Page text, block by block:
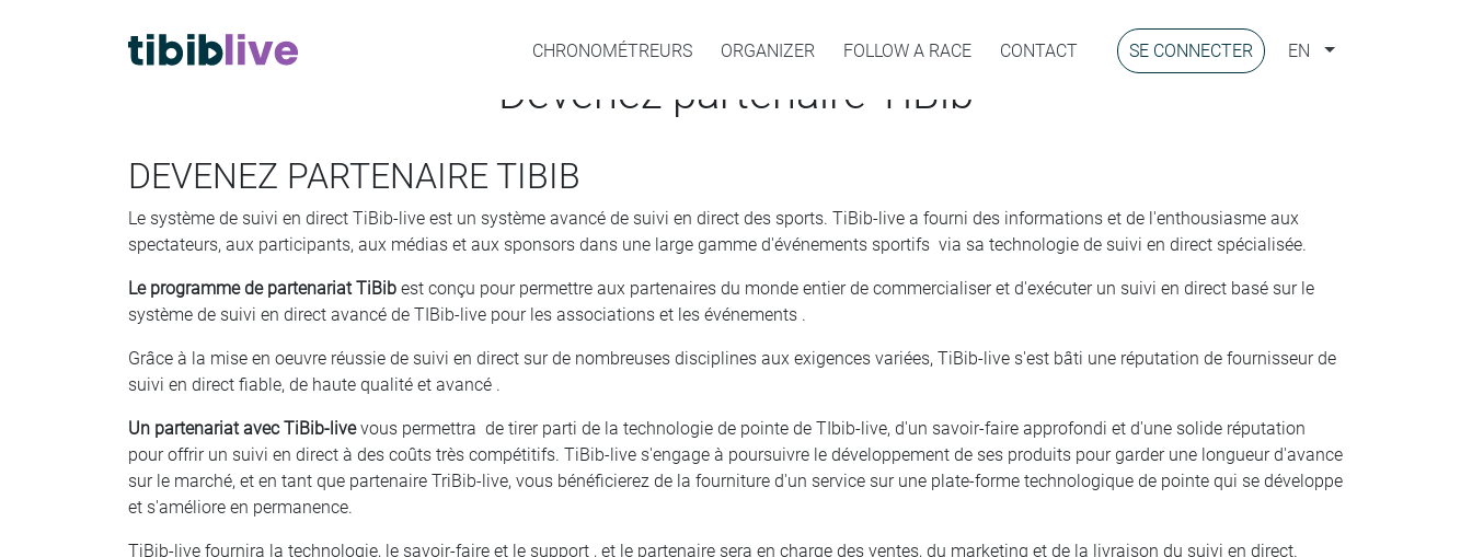
CHRONOMÉTREURS ORGANIZER FOLLOW A RACE CONTACT SE CONNECTER EN
Devenez partenaire TiBib
DEVENEZ PARTENAIRE TIBIB
Le système de suivi en direct TiBib-live est un système avancé de suivi en direct des sports. TiBib-live a fourni des informations et de l'enthousiasme aux
spectateurs, aux participants, aux médias et aux sponsors dans une large gamme d'événements sportifs via sa technologie de suivi en direct spécialisée.
Le programme de partenariat TiBib est conçu pour permettre aux partenaires du monde entier de commercialiser et d'exécuter un suivi en direct basé sur le
système de suivi en direct avancé de TIBib-live pour les associations et les événements .
Grâce à la mise en oeuvre réussie de suivi en direct sur de nombreuses disciplines aux exigences variées, TiBib-live s'est bâti une réputation de fournisseur de
suivi en direct fiable, de haute qualité et avancé .
Un partenariat avec TiBib-livevous permettra de tirer parti de la technologie de pointe de TIbib-live, d'un savoir-faire approfondi et d'une solide réputation
pour offrir un suivi en direct à des coûts très compétitifs. TiBib-live s'engage à poursuivre le développement de ses produits pour garder une longueur d'avance
sur le marché, et en tant que partenaire TriBib-live, vous bénéficierez de la fourniture d'un service sur une plate-forme technologique de pointe qui se développe
et s'améliore en permanence.
TiBib-live fournira la technologie, le savoir-faire et le support , et le partenaire sera en charge des ventes, du marketing et de la livraison du suivi en direct.